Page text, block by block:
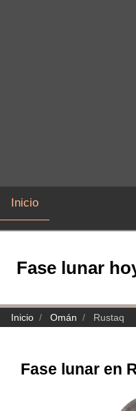
Inicio
Fase lunar
Inicio Omán Rustaq
Fase lunar en